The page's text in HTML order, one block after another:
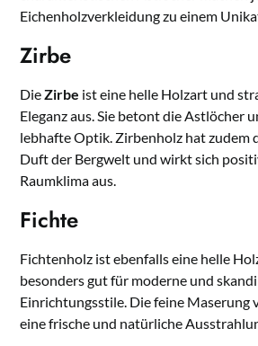
Eichenholzverkleidung zu einem
Zirbe
DieZirbe ist eine helle Holzart und
Eleganz aus. Sie betont die Astlöcher
lebhafte Optik. Zirbenholz hat zudem
Duft der Bergwelt und wirkt sich
Raumklima aus.
Fichte
Fichtenholz ist ebenfalls eine helle
besonders gut für moderne und
Einrichtungsstile. Die feine Maserung
eine frische und natürliche